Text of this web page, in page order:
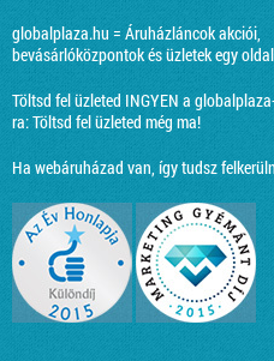
globalplaza.hu = Áruházláncok akciói,
bevásárlóközpontok és üzletek egy
Töltsd fel üzleted INGYEN a
ra:Töltsd fel üzleted még ma!
Ha webáruházad van, így tudsz